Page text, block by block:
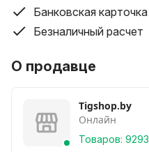
Банковская карточка
Безналичный расчет
О продавце
Tigshop.by
Онлайн
Товаров: 9293